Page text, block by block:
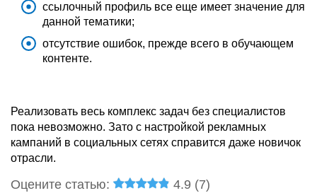
ссылочный профиль все еще имеет значение для
данной тематики;
отсутствие ошибок, прежде всего в обучающем
контенте.
Реализовать весь комплекс задач без специалистов
пока невозможно. Зато с настройкой рекламных
кампаний в социальных сетях справится даже новичок
отрасли.
Оцените статью: 4.9 (7)